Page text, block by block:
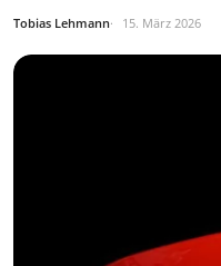
Tobias Lehmann 15. März 2026